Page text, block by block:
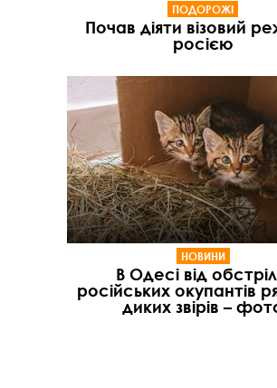
ПОДОРОЖІ
Почав діяти візовий
росією
НОВИНИ
В Одесі від
російських окупантів
диких звірів –